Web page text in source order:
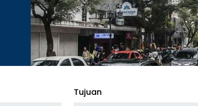
Tujuan